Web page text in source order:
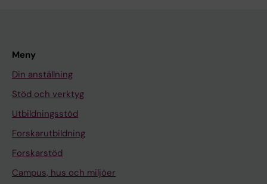
Meny
Din anställning
Stöd och verktyg
Utbildningsstöd
Forskarutbildning
Forskarstöd
Campus, hus och miljöer